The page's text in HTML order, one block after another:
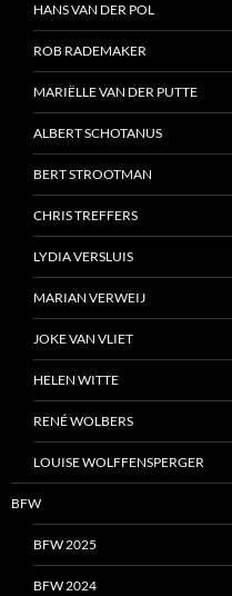
HANS VAN DER POL
ROB RADEMAKER
MARIËLLE VAN DER PUTTE
ALBERT SCHOTANUS
BERT STROOTMAN
CHRIS TREFFERS
LYDIA VERSLUIS
MARIAN VERWEIJ
JOKE VAN VLIET
HELEN WITTE
RENÉ WOLBERS
LOUISE WOLFFENSPERGER
BFW
BFW 2025
BFW 2024